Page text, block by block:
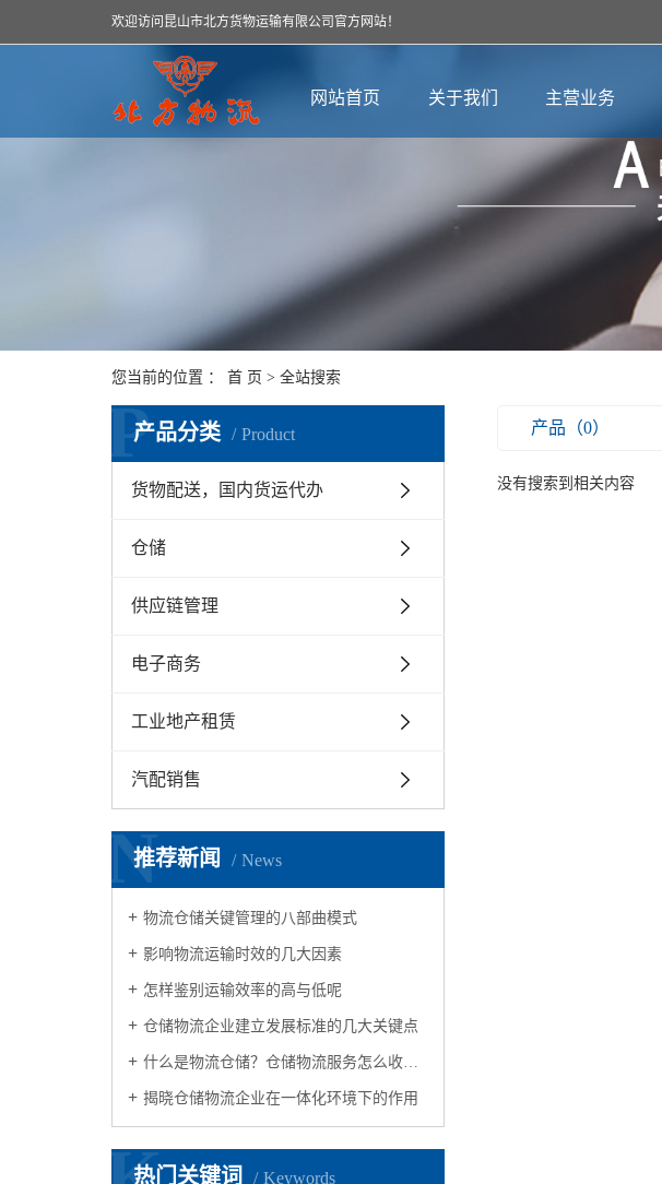
欢迎访问昆山市北方货物运输有限公司官方网站！
网站首页 关于我们 主营业务
您当前的位置 ： 首 页 > 全站搜索
产品分类 Product
P
货物配送，国内货运代办
仓储
供应链管理
电子商务
工业地产租赁
汽配销售
推荐新闻 News
N
物流仓储关键管理的八部曲模式
影响物流运输时效的几大因素
怎样鉴别运输效率的高与低呢
仓储物流企业建立发展标准的几大关键点
什么是物流仓储？仓储物流服务怎么收费？
揭晓仓储物流企业在一体化环境下的作用
热门关键词 Keywords
产品（0）
没有搜索到相关内容